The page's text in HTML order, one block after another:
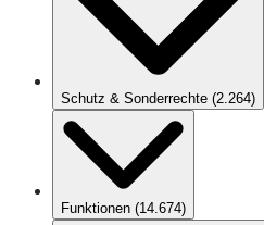
Schutz & Sonderrechte (2.264)
Funktionen (14.674)